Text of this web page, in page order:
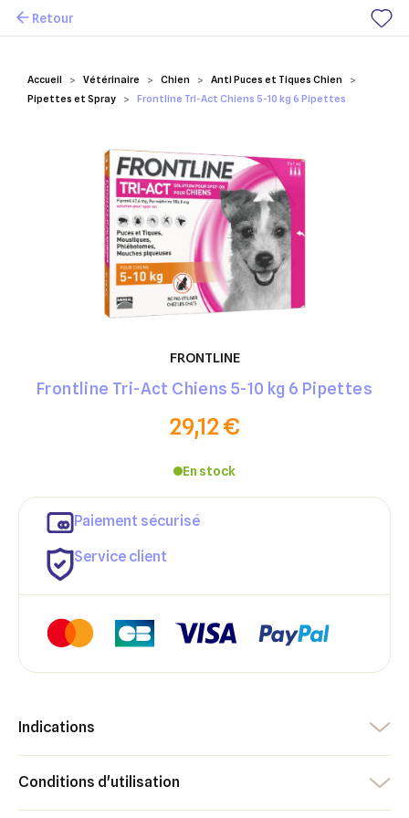
Mes favoris
Accueil Vétérinaire Chien
Anti Puces et Tiques Chien
Pipettes et Spray
Frontline Tri-Act Chiens 5-10 kg 6 Pipettes
Retour
FRONTLINE
Frontline Tri-Act Chiens 5-10 kg 6 Pipettes
29,12 €
En stock
Paiement sécurisé
Service client
Indications
Conditions d'utilisation
Ajouter à ma liste d'envies
×
×